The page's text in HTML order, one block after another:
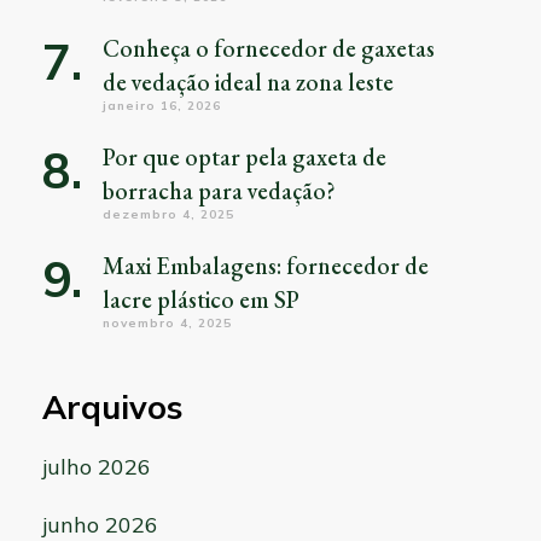
Conheça o fornecedor de gaxetas
de vedação ideal na zona leste
janeiro 16, 2026
Por que optar pela gaxeta de
borracha para vedação?
dezembro 4, 2025
Maxi Embalagens: fornecedor de
lacre plástico em SP
novembro 4, 2025
Arquivos
julho 2026
junho 2026